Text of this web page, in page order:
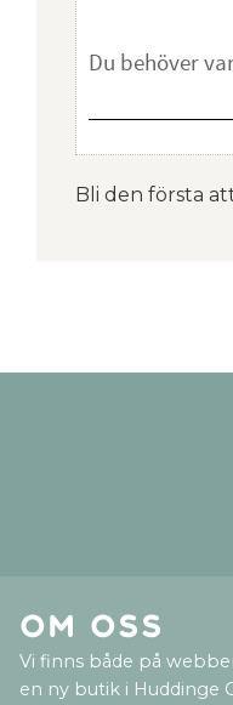
Bli den första
Om oss
Vi finns både på
en ny butik i Huddinge